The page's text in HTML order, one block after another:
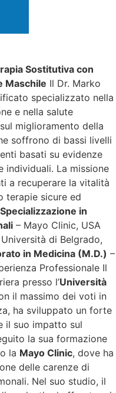
Sostitutiva con
Maschile Il Dr. Marko
specializzato nella
e nella salute
miglioramento della
soffrono di bassi livelli
basati su evidenze
individuali. La missione
a recuperare la vitalità
terapie sicure ed
Specializzazione in
– Mayo Clinic, USA
di Belgrado,
in Medicina (M.D.) –
Professionale Il
presso l’Università
il massimo dei voti in
ha sviluppato un forte
il suo impatto sul
la sua formazione
la Mayo Clinic, dove ha
delle carenze di
Nel suo studio, il